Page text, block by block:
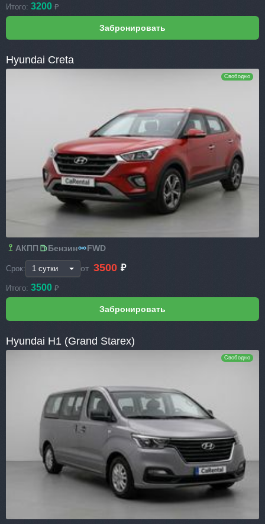
Итого: 3200 ₽
Hyundai Creta
Свободно
АКПП Бензин FWD
Срок: от 3500 ₽
Итого: 3500 ₽
Hyundai H1 (Grand Starex)
Свободно